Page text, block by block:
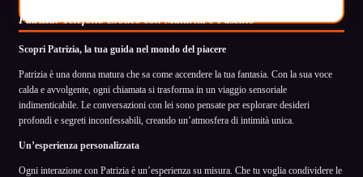
Patrizia: Telefono Erotico con Maturità e Fascino
Scopri Patrizia, la tua guida nel mondo del piacere
Patrizia è una donna matura che sa come accendere la tua fantasia. Con la sua voce
calda e avvolgente, ogni chiamata si trasforma in un viaggio sensoriale
indimenticabile. Le conversazioni con lei sono pensate per esplorare desideri
profondi e segreti inconfessabili, creando un’atmosfera di intimità unica.
Un’esperienza personalizzata
Ogni interazione con Patrizia è un’esperienza su misura. Che tu voglia condividere le